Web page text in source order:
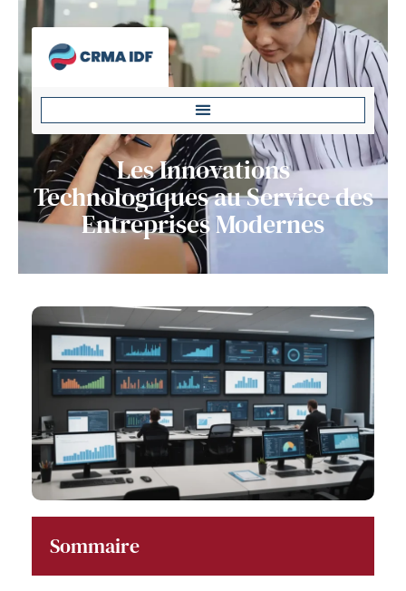
Les Innovations
Technologiques au Service des
Entreprises Modernes
Sommaire